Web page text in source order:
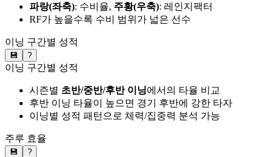
파랑(좌축): 수비율, 주황(우축): 레인지팩터
RF가 높을수록 수비 범위가 넓은 선수
이닝 구간별 성적
💾 ?
이닝 구간별 성적
시즌별 초반/중반/후반 이닝에서의 타율 비교
후반 이닝 타율이 높으면 경기 후반에 강한 타자
이닝별 성적 패턴으로 체력/집중력 분석 가능
주루 효율
💾 ?